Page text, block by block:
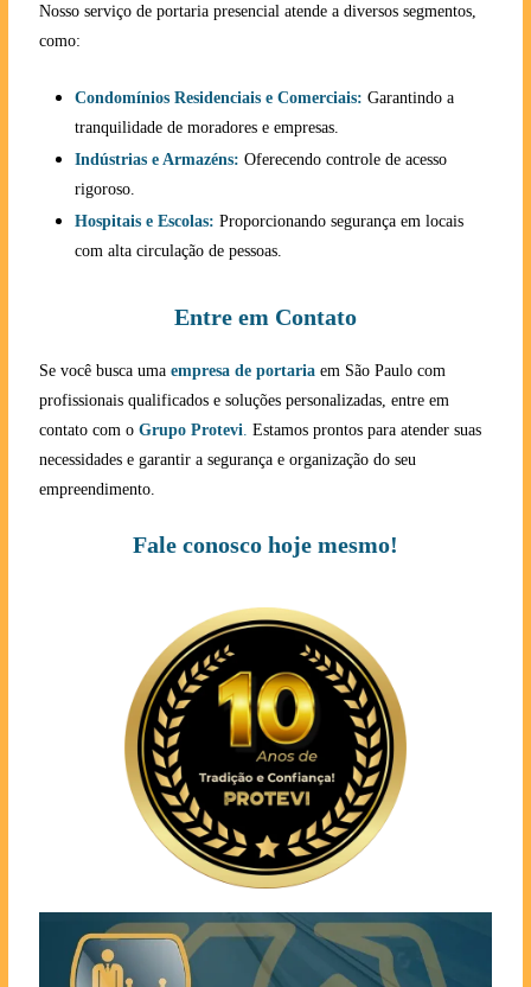
Nosso serviço de portaria presencial atende a diversos segmentos,
como:
Condomínios Residenciais e Comerciais: Garantindo a
tranquilidade de moradores e empresas.
Indústrias e Armazéns: Oferecendo controle de acesso
rigoroso.
Hospitais e Escolas: Proporcionando segurança em locais
com alta circulação de pessoas.
Entre em Contato
Se você busca uma empresa de portariaem São Paulo com
profissionais qualificados e soluções personalizadas, entre em
contato com o Grupo Protevi. Estamos prontos para atender suas
necessidades e garantir a segurança e organização do seu
empreendimento.
Fale conosco hoje mesmo!